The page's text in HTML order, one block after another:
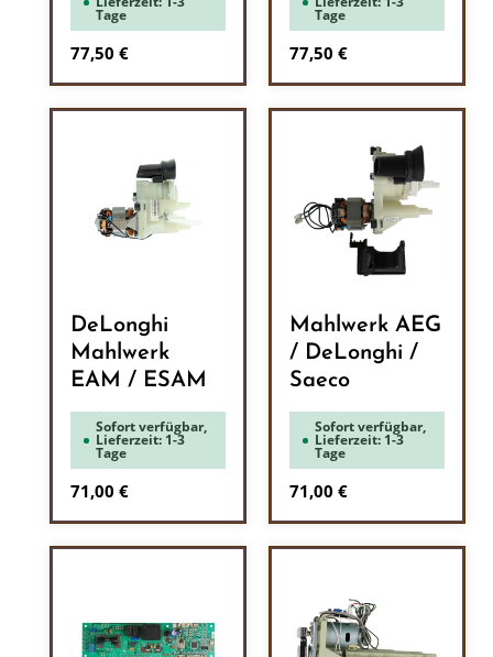
Tage
Regulärer Preis:
77,50 €
Tage
Regulärer Preis:
77,50 €
DeLonghi
Mahlwerk
EAM / ESAM
Sofort verfügbar,
Lieferzeit: 1-3
Tage
Regulärer Preis:
71,00 €
Mahlwerk AEG
/ DeLonghi /
Saeco
Sofort verfügbar,
Lieferzeit: 1-3
Tage
Regulärer Preis:
71,00 €